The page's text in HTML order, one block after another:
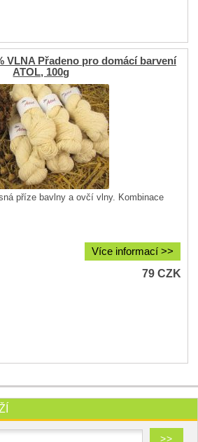
VLNA Přadeno pro domácí barvení
ATOL, 100g
příze bavlny a ovčí vlny. Kombinace
Více informací >>
79CZK